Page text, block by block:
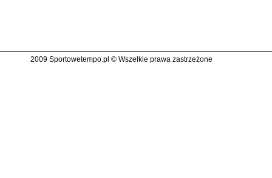
2009 Sportowetempo.pl © Wszelkie prawa zastrzeżone